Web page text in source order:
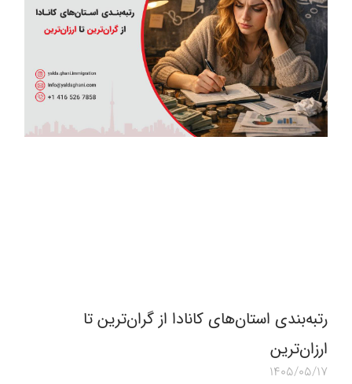
رتبه‌بندی استان‌های کانادا از گران‌ترین تا
ارزان‌ترین
1405/05/17